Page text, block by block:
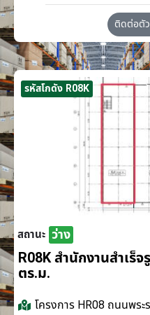
ติดต่อตั
รหัสโกดัง R08K
สถานะ ว่าง
R08K สำนักงานสำเร็
ตร.ม.
โครงการ HR08 ถนนพระ